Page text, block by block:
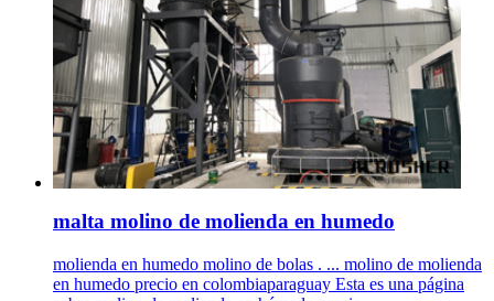
malta molino de molienda en humedo
molienda en humedo molino de bolas . ... molino de molienda
en humedo precio en colombiaparaguay Esta es una página